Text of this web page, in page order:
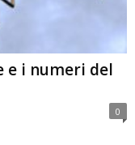
e i numeri del
0